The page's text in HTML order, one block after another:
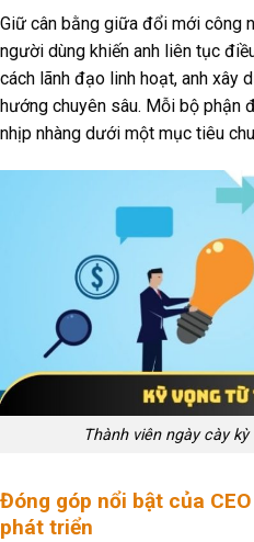
Giữ cân bằng giữa đổi mới công
người dùng khiến anh liên tục
cách lãnh đạo linh hoạt, anh xây
hướng chuyên sâu. Mỗi bộ phận
nhịp nhàng dưới một mục tiêu
Thành viên ngày cày
Đóng góp nổi bật của
phát triển